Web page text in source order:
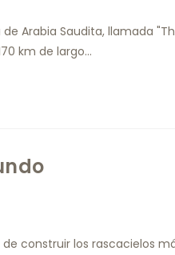
Arabia Saudita, llamada
km de largo…
construir los rascacielos